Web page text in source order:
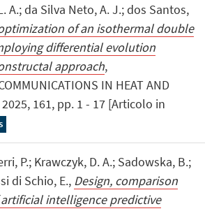
A.; da Silva Neto, A. J.; dos Santos,
of an isothermal double
differential evolution
approach,
IN HEAT AND
2025, 161, pp. 1 - 17 [Articolo in
P.; Krawczyk, D. A.; Sadowska, B.;
di Schio, E., Design, comparison
intelligence predictive